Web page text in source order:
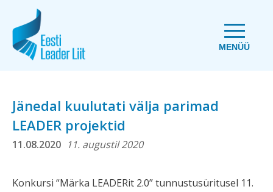
MENÜÜ
Jänedal kuulutati välja parimad
LEADER projektid
11.08.2020 11. augustil 2020
Konkursi “Märka LEADERit 2.0” tunnustusüritusel 11.